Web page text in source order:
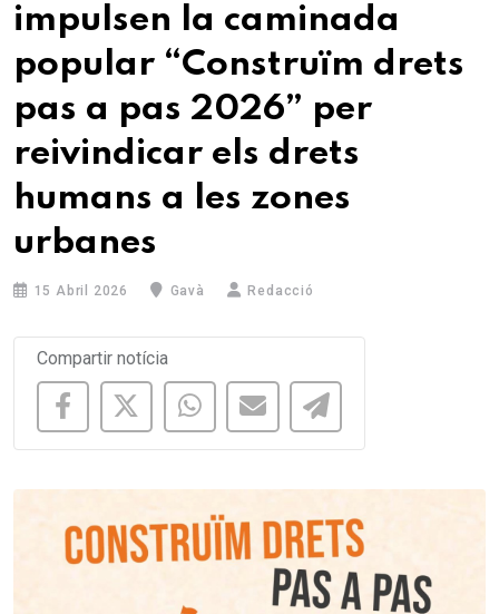
impulsen la caminada
popular “Construïm drets
pas a pas 2026” per
reivindicar els drets
humans a les zones
urbanes
15 Abril 2026 Gavà Redacció
Compartir notícia